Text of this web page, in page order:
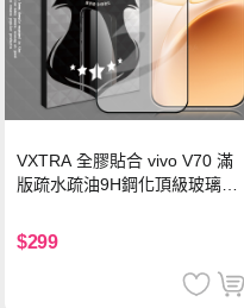
VXTRA 全膠貼合 vivo V70 滿
版疏水疏油9H鋼化頂級玻璃貼
$299